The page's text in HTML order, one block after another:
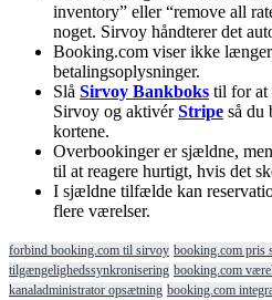
inventory” eller “remove all
noget. Sirvoy håndterer det
Booking.com viser ikke læ
betalingsoplysninger.
Slå Sirvoy Bankboks til for at
Sirvoy og aktivér Stripe så du
kortene.
Overbookinger er sjældne, men
til at reagere hurtigt, hvis det
I sjældne tilfælde kan
flere værelser.
forbind booking.com til sirvoy booking.com pris
tilgængelighedssynkronisering booking.com
kanaladministrator opsætning booking.com